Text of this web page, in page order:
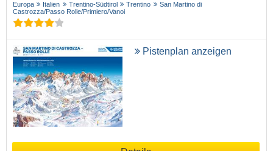
Europa Italien Trentino-Südtirol Trentino
San Martino di
Castrozza/​Passo Rolle/​Primiero/​Vanoi
Pistenplan anzeigen